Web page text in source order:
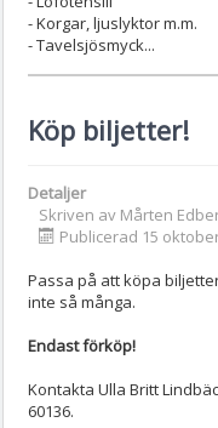
- Korgar, ljuslyktor m.m.
- Tavelsjösmyck...
Köp biljetter!
Detaljer
Skriven av Mårten
Publicerad 15
Passa på att köpa
inte så många.
Endast förköp!
Kontakta Ulla Britt
60136.